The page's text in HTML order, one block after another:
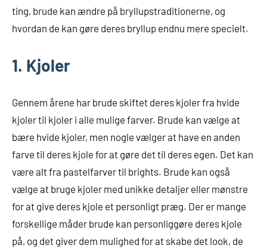
ting, brude kan ændre på bryllupstraditionerne, og
hvordan de kan gøre deres bryllup endnu mere specielt.
1. Kjoler
Gennem årene har brude skiftet deres kjoler fra hvide
kjoler til kjoler i alle mulige farver. Brude kan vælge at
bære hvide kjoler, men nogle vælger at have en anden
farve til deres kjole for at gøre det til deres egen. Det kan
være alt fra pastelfarver til brights. Brude kan også
vælge at bruge kjoler med unikke detaljer eller mønstre
for at give deres kjole et personligt præg. Der er mange
forskellige måder brude kan personliggøre deres kjole
på, og det giver dem mulighed for at skabe det look, de